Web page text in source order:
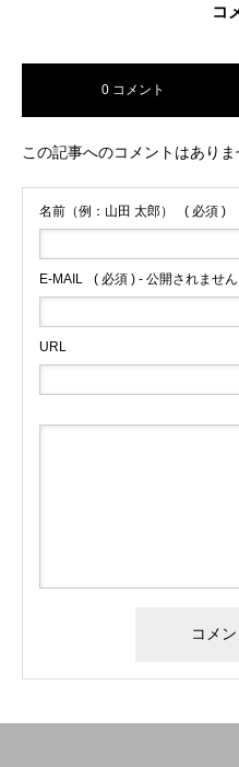
コ
0 コメント
この記事へのコメントはありま
名前（例：山田 太郎） ( 必須 )
E-MAIL ( 必須 ) - 公開されませ
URL